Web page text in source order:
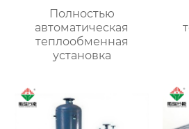
Полностью
автоматическая
теплообменная
установка